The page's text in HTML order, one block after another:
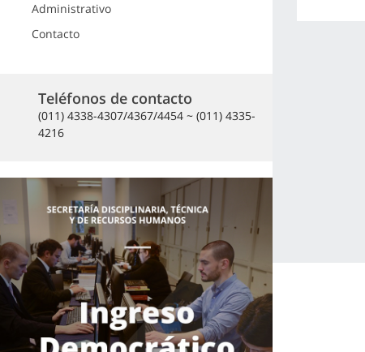
Administrativo
Contacto
Teléfonos de contacto
(011) 4338-4307/4367/4454 ~ (011) 4335-
4216